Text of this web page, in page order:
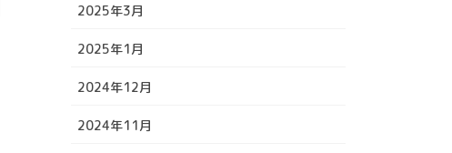
2025年3月
2025年1月
2024年12月
2024年11月